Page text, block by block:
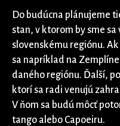
Do budúcna plánujeme
stan, v ktorom by sme
slovenskému regiónu.
sa napríklad na
daného regiónu. Ďalší,
ktorí sa radi venujú
V ňom sa budú môcť
tango alebo Capoeiru.